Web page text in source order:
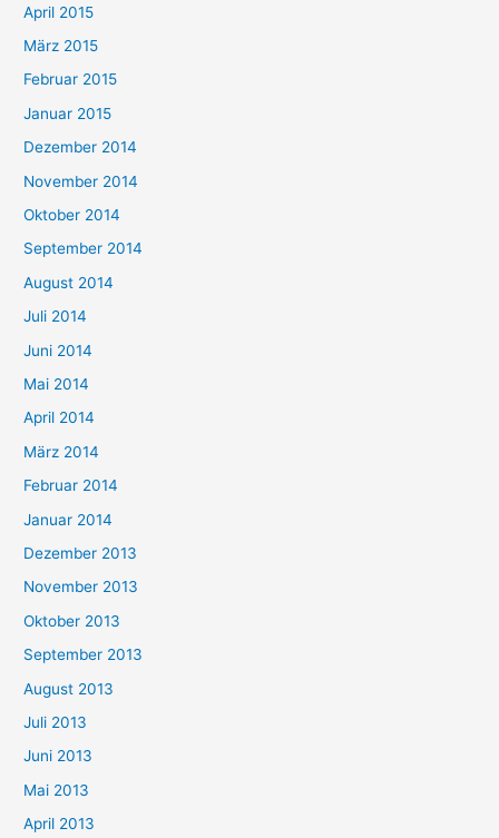
April 2015
März 2015
Februar 2015
Januar 2015
Dezember 2014
November 2014
Oktober 2014
September 2014
August 2014
Juli 2014
Juni 2014
Mai 2014
April 2014
März 2014
Februar 2014
Januar 2014
Dezember 2013
November 2013
Oktober 2013
September 2013
August 2013
Juli 2013
Juni 2013
Mai 2013
April 2013